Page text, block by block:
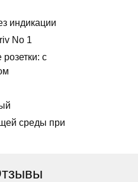
индикации
No 1
с
среды при